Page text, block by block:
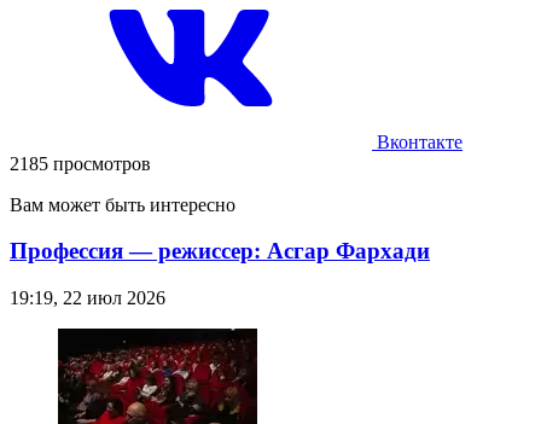
Вконтакте
2185 просмотров
Вам может быть интересно
Профессия — режиссер: Асгар Фархади
19:19, 22 июл 2026